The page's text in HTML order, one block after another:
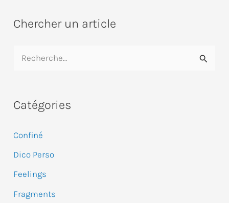
Chercher un article
h
r
c
h
e
Catégories
Confiné
Dico Perso
Feelings
Fragments